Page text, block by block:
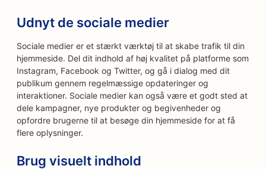
Udnyt de sociale medier
Sociale medier er et stærkt værktøj til at skabe trafik til din
hjemmeside. Del dit indhold af høj kvalitet på platforme som
Instagram, Facebook og Twitter, og gå i dialog med dit
publikum gennem regelmæssige opdateringer og
interaktioner. Sociale medier kan også være et godt sted at
dele kampagner, nye produkter og begivenheder og
opfordre brugerne til at besøge din hjemmeside for at få
flere oplysninger.
Brug visuelt indhold